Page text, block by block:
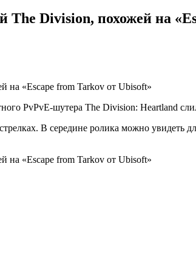
The Division, похожей на
PvPvE-шутера The Division: Heartland
В середине ролика можно увидеть